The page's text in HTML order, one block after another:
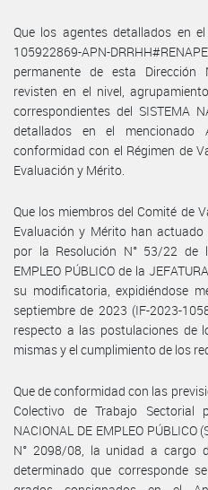
Que los agentes detallados en
105922869-APN-
permanente de esta Dirección
revisten en el nivel,
correspondientes del SISTEMA
detallados en el
conformidad con el Régimen de
Evaluación y Mérito.
Que los miembros del Comité de
Evaluación y Mérito han
por la Resolución N° 53/22 de
EMPLEO PÚBLICO de la
su modificatoria, expidiéndose
septiembre de 2023 (IF-2023-
respecto a las postulaciones de
mismas y el cumplimiento de los
Que de conformidad con las
Colectivo de Trabajo Sectorial
NACIONAL DE EMPLEO
N° 2098/08, la unidad a cargo
determinado que corresponde